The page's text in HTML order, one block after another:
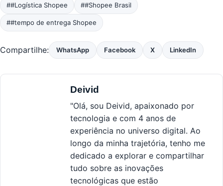
##Logística Shopee ##Shopee Brasil
##tempo de entrega Shopee
Compartilhe: WhatsApp Facebook X LinkedIn
Deivid
"Olá, sou Deivid, apaixonado por
tecnologia e com 4 anos de
experiência no universo digital. Ao
longo da minha trajetória, tenho me
dedicado a explorar e compartilhar
tudo sobre as inovações
tecnológicas que estão